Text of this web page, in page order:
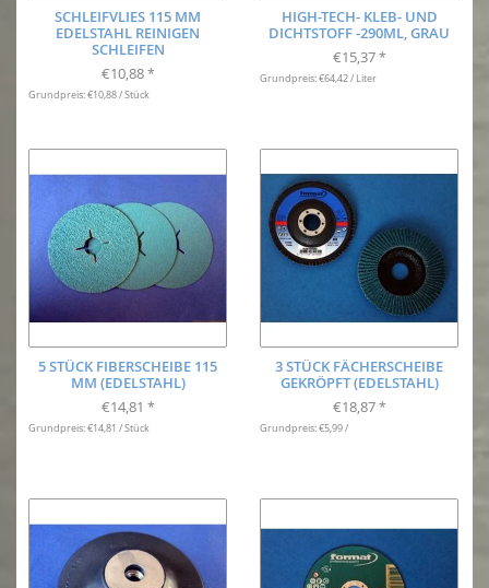
SCHLEIFVLIES 115 MM
EDELSTAHL REINIGEN
SCHLEIFEN
€10,88 *
Grundpreis: €10,88 / Stück
HIGH-TECH- KLEB- UND
DICHTSTOFF -290ML, GRAU
€15,37 *
Grundpreis: €64,42 / Liter
5 STÜCK FIBERSCHEIBE 115
MM (EDELSTAHL)
€14,81 *
Grundpreis: €14,81 / Stück
3 STÜCK FÄCHERSCHEIBE
GEKRÖPFT (EDELSTAHL)
€18,87 *
Grundpreis: €5,99 /